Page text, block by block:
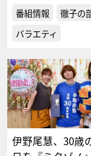
番組情報
徹子の
バラエティ
伊野尾慧、30歳